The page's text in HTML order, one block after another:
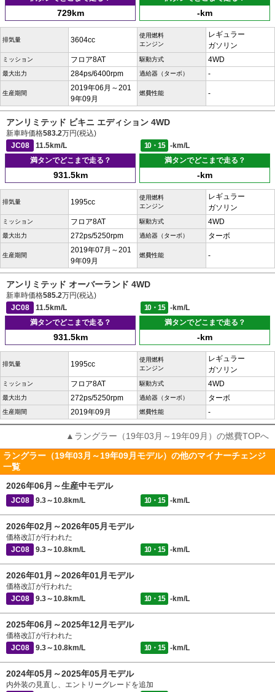
729km -km
排気量 3604cc
使用燃料
エンジン
レギュラー
ガソリン
ミッション フロア8AT 駆動方式 4WD
最大出力 284ps/6400rpm 過給器（ターボ） -
生産期間
2019年06月～201
9年09月
燃費性能 -
アンリミテッド ビキニ エディション 4WD
新車時価格583.2万円(税込)
JC08
11.5km/L 10・15
-km/L
満タンでどこまで走る？
931.5km
満タンでどこまで走る？
-km
排気量 1995cc
使用燃料
エンジン
レギュラー
ガソリン
ミッション フロア8AT 駆動方式 4WD
最大出力 272ps/5250rpm 過給器（ターボ） ターボ
生産期間
2019年07月～201
9年09月
燃費性能 -
アンリミテッド オーバーランド 4WD
新車時価格585.2万円(税込)
JC08
11.5km/L 10・15
-km/L
満タンでどこまで走る？
931.5km
満タンでどこまで走る？
-km
排気量 1995cc
使用燃料
エンジン
レギュラー
ガソリン
ミッション フロア8AT 駆動方式 4WD
最大出力 272ps/5250rpm 過給器（ターボ） ターボ
生産期間 2019年09月 燃費性能 -
▲ラングラー（19年03月～19年09月）の燃費TOPへ
ラングラー（19年03月～19年09月モデル）の他のマイナーチェンジ
一覧
2026年06月～生産中モデル
JC08 9.3～10.8km/L 10・15 -km/L
2026年02月～2026年05月モデル
価格改訂が行われた
JC08
9.3～10.8km/L 10・15 -km/L
2026年01月～2026年01月モデル
価格改訂が行われた
JC08
9.3～10.8km/L 10・15 -km/L
2025年06月～2025年12月モデル
価格改訂が行われた
JC08
9.3～10.8km/L 10・15 -km/L
2024年05月～2025年05月モデル
内外装の見直し、エントリーグレードを追加